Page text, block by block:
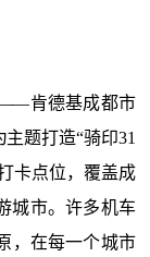
肯德基成都市
题打造“骑印31
卡点位，覆盖成
城市。许多机车
，在每一个城市